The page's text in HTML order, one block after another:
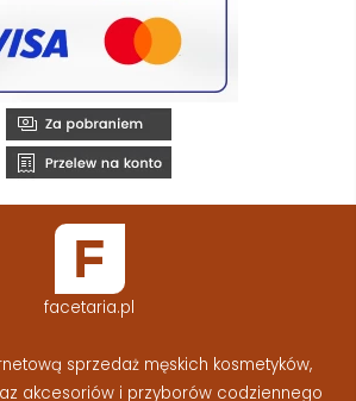
facetaria.pl
sprzedaż męskich kosmetyków,
akcesoriów i przyborów codziennego